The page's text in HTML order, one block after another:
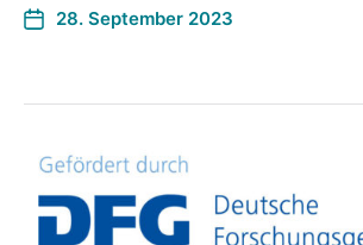
28. September 2023